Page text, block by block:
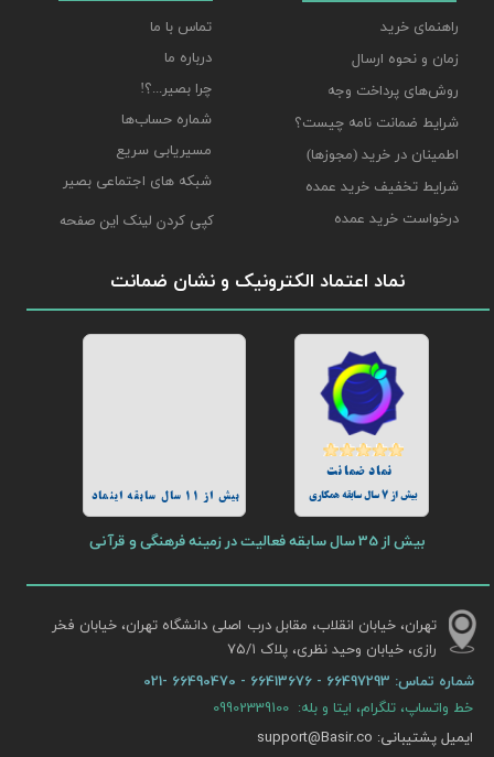
راهنمای خرید
زمان و نحوه ارسال
روش‌های پرداخت وجه
شرایط ضمانت نامه چیست؟
اطمینان در خرید (مجوزها)
شرایط تخفیف خرید عمده
درخواست خرید عمده
نماد اعتماد الکترونیک و نشان ضمانت
بیش از 11 سال سابقه اینماد
بیش از 35 سال سابقه فعالیت در زمینه فرهنگی و قرآنی
بیش از 7 سال سابقه همکاری
تماس با ما
درباره ما
چرا بصیر...؟!
شماره حساب‌ها
مسیریابی سریع
شبکه های اجتماعی بصیر
تهران، خیابان انقلاب، مقابل درب اصلی دانشگاه تهران، خیابان فخر
رازی، خیابان وحید نظری، پلاک ۷۵/۱​​​​​​​
شماره تماس:
خط واتساپ، تلگرام، ایتا و بله: 09902339100
ایمیل پشتیبانی: support@Basir.co
کپی کردن لینک این صفحه